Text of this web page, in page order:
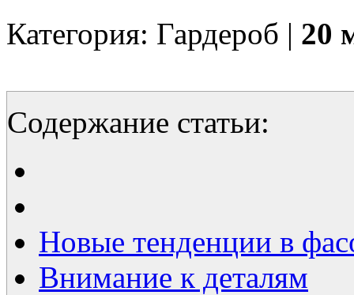
Категория: Гардероб | 20
Содержание статьи:
Новые тенденции в
Внимание к деталям